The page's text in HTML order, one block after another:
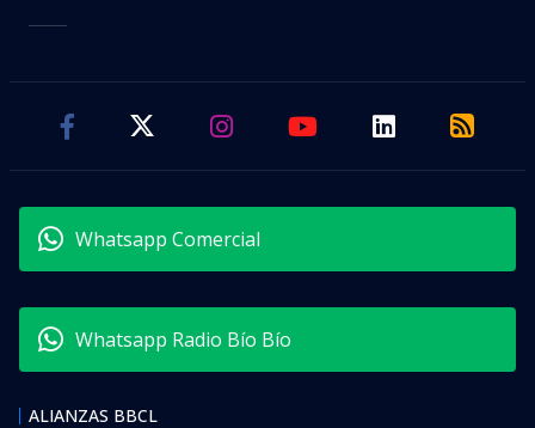
Whatsapp Comercial
Whatsapp Radio Bío Bío
ALIANZAS BBCL